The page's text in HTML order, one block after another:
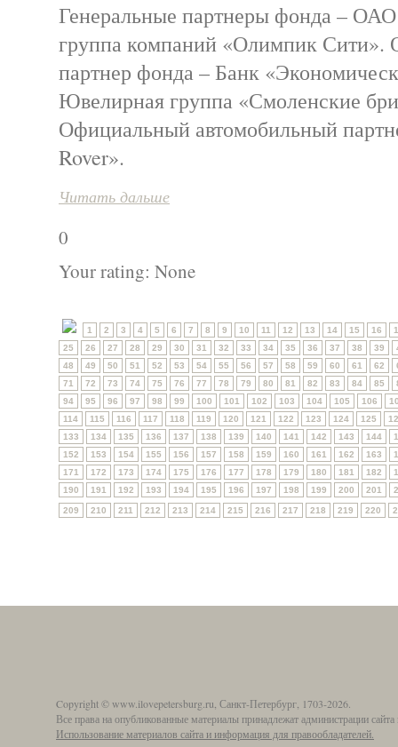
Генеральные партнеры фонда –
группа компаний «Олимпик Сити».
партнер фонда – Банк
Ювелирная группа «Смоленские
Официальный автомобильный
Rover».
Читать дальше
0
Your rating: None
1 2 3 4 5 6 7 8 9 10 11 12 13 14 15 16
25
26 27 28 29 30 31 32 33 34 35 36 37 38 39
48
49 50 51 52 53 54 55 56 57 58 59 60 61 62
71
72 73 74 75 76 77 78 79 80 81 82 83 84 85
94
95 96 97 98 99 100 101 102 103 104 105 106
114
115 116 117 118 119 120 121 122 123 124 125
133
134 135 136 137 138 139 140 141 142 143 144
152
153 154 155 156 157 158 159 160 161 162 163
171
172 173 174 175 176 177 178 179 180 181 182
190
191 192 193 194 195 196 197 198 199 200 201
209 210 211 212 213 214 215 216 217 218 219 220
Copyright © www.ilovepetersburg.ru, Санкт-Петербург, 1703-2026.
Все права на опубликованные материалы принадлежат администрации
Использование материалов сайта и информация для правообладателей.